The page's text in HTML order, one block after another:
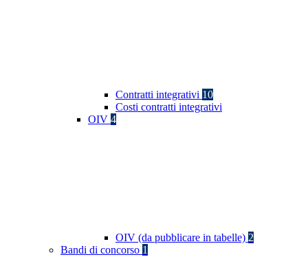
Contratti integrativi 10
Costi contratti integrativi
OIV 4
OIV (da pubblicare in tabelle) 2
Bandi di concorso 1